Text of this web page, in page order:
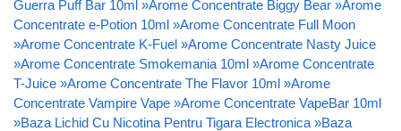
Guerra Puff Bar 10ml »Arome Concentrate Biggy Bear »Arome
Concentrate e-Potion 10ml »Arome Concentrate Full Moon
»Arome Concentrate K-Fuel »Arome Concentrate Nasty Juice
»Arome Concentrate Smokemania 10ml »Arome Concentrate
T-Juice »Arome Concentrate The Flavor 10ml »Arome
Concentrate Vampire Vape »Arome Concentrate VapeBar 10ml
»Baza Lichid Cu Nicotina Pentru Tigara Electronica »Baza